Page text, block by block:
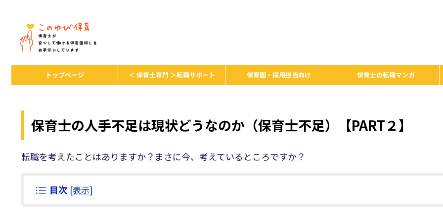
トップページ ＜ 保育士専門 ＞転職サポート 保育園・採用担当向け 保育士の転職マンガ
保育士の人手不足は現状どうなのか（保育士不足）【PART２】
転職を考えたことはありますか？まさに今、考えているところですか？
目次 [表示]